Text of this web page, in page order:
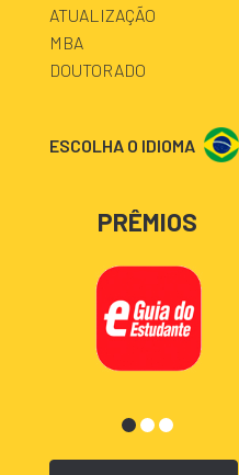
ATUALIZAÇÃO
MBA
DOUTORADO
ESCOLHA O IDIOMA
PRÊMIOS